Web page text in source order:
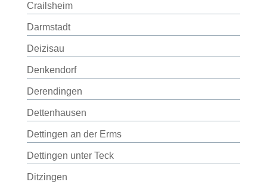
Crailsheim
Darmstadt
Deizisau
Denkendorf
Derendingen
Dettenhausen
Dettingen an der Erms
Dettingen unter Teck
Ditzingen